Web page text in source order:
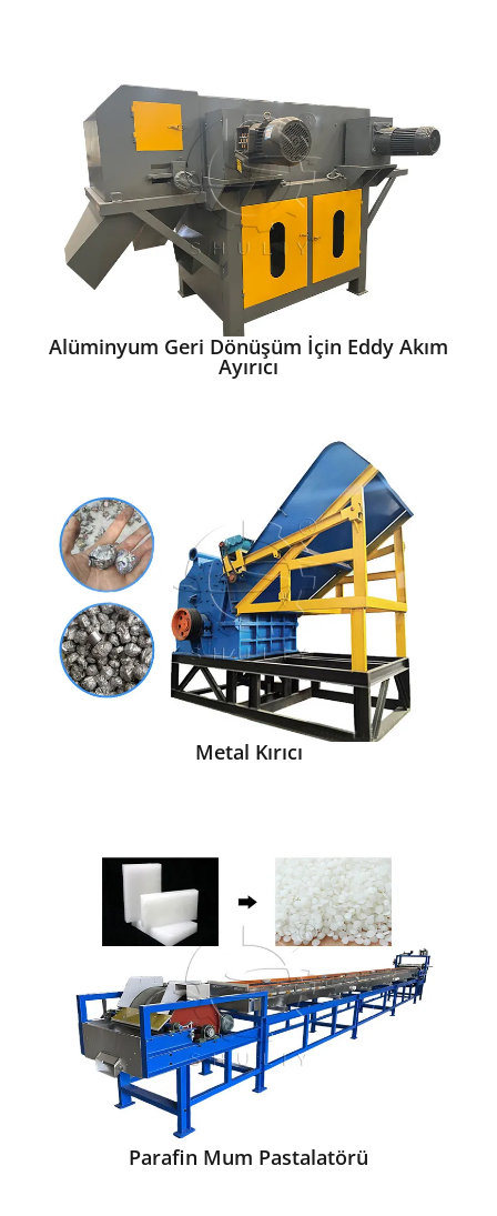
Alüminyum Geri Dönüşüm İçin Eddy Akım
Ayırıcı
Metal Kırıcı
Parafin Mum Pastalatörü